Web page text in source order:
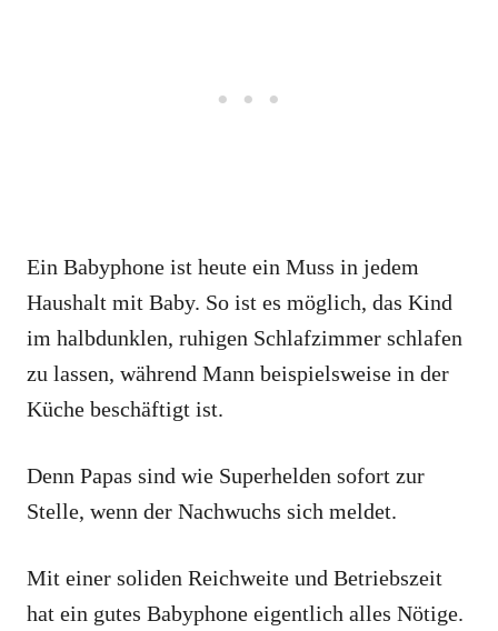
Ein Babyphone ist heute ein Muss in jedem
Haushalt mit Baby. So ist es möglich, das Kind
im halbdunklen, ruhigen Schlafzimmer schlafen
zu lassen, während Mann beispielsweise in der
Küche beschäftigt ist.
Denn Papas sind wie Superhelden sofort zur
Stelle, wenn der Nachwuchs sich meldet.
Mit einer soliden Reichweite und Betriebszeit
hat ein gutes Babyphone eigentlich alles Nötige.